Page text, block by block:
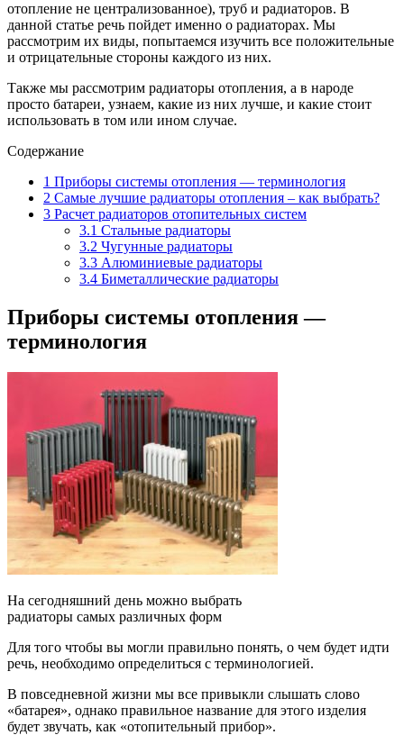
отопление не централизованное), труб и радиаторов. В
данной статье речь пойдет именно о радиаторах. Мы
рассмотрим их виды, попытаемся изучить все положительные
и отрицательные стороны каждого из них.
Также мы рассмотрим радиаторы отопления, а в народе
просто батареи, узнаем, какие из них лучше, и какие стоит
использовать в том или ином случае.
Содержание
1 Приборы системы отопления — терминология
2 Самые лучшие радиаторы отопления – как выбрать?
3 Расчет радиаторов отопительных систем
3.1 Стальные радиаторы
3.2 Чугунные радиаторы
3.3 Алюминиевые радиаторы
3.4 Биметаллические радиаторы
Приборы системы отопления —
терминология
На сегодняшний день можно выбрать
радиаторы самых различных форм
Для того чтобы вы могли правильно понять, о чем будет идти
речь, необходимо определиться с терминологией.
В повседневной жизни мы все привыкли слышать слово
«батарея», однако правильное название для этого изделия
будет звучать, как «отопительный прибор».